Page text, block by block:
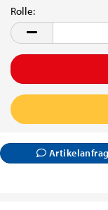
Rolle:
Rolle